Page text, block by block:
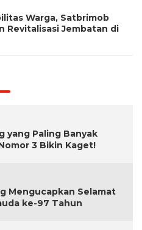
Warga, Satbrimob
Revitalisasi Jembatan di
yang Paling Banyak
3 Bikin Kaget!
Mengucapkan Selamat
ke-97 Tahun